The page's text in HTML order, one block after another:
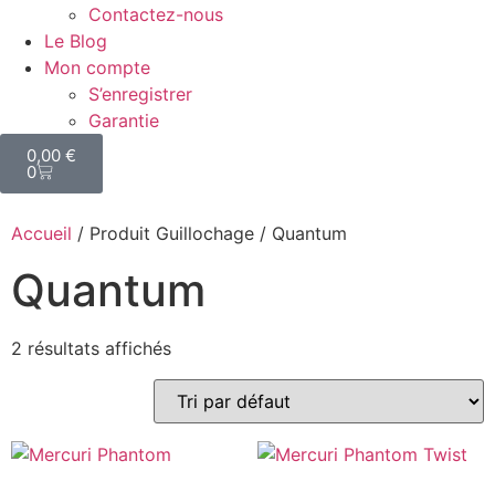
Contactez-nous
Le Blog
Mon compte
S’enregistrer
Garantie
0,00 €
0
Accueil / Produit Guillochage / Quantum
Quantum
2 résultats affichés